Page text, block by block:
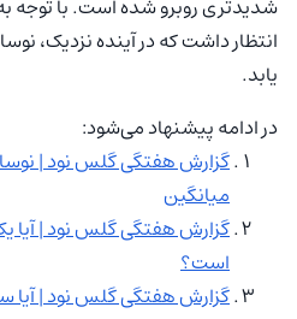
انتظار داشت که در آینده نزدیک،
یابد.
در ادامه پیشنهاد می‌شود:
گزارش هفتگی گلس نود |
میانگین
گزارش هفتگی گلس نود | آیا
است؟
گزارش هفتگی گلس نود | آیا